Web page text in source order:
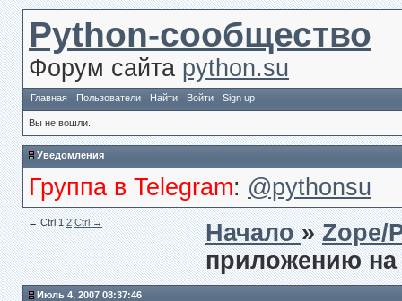
Python-сообщество
Форум сайта python.su
Главная Пользователи Найти Войти Sign up
Вы не вошли.
Уведомления
Группа в Telegram: @pythonsu
← Сtrl 1 2 Ctrl → Начало»Zope/
приложению на
Июль 4, 2007 08:37:46